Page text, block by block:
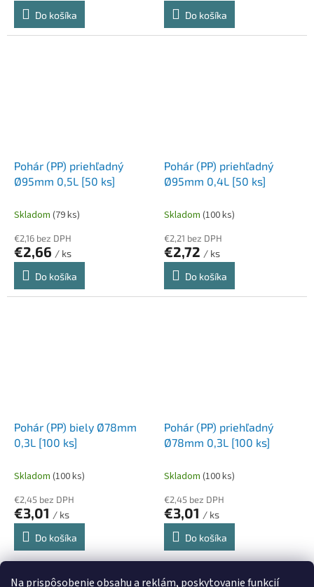
Na prispôsobenie obsahu a reklám, poskytovanie funkcií
Do košíka
Do košíka
Pohár (PP) priehľadný
Ø95mm 0,5L [50 ks]
Skladom (79 ks)
€2,16 bez DPH
€2,66 / ks
Do košíka
Pohár (PP) priehľadný
Ø95mm 0,4L [50 ks]
Skladom (100 ks)
€2,21 bez DPH
€2,72 / ks
Do košíka
Pohár (PP) biely Ø78mm
0,3L [100 ks]
Skladom (100 ks)
€2,45 bez DPH
€3,01 / ks
Do košíka
Pohár (PP) priehľadný
Ø78mm 0,3L [100 ks]
Skladom (100 ks)
€2,45 bez DPH
€3,01 / ks
Do košíka
O
22položiek celkom